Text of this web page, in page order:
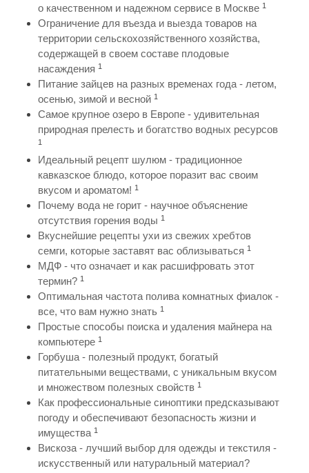
о качественном и надежном сервисе в Москве 1
Ограничение для въезда и выезда товаров на
территории сельскохозяйственного хозяйства,
содержащей в своем составе плодовые
насаждения 1
Питание зайцев на разных временах года - летом,
осенью, зимой и весной 1
Самое крупное озеро в Европе - удивительная
природная прелесть и богатство водных ресурсов
1
Идеальный рецепт шулюм - традиционное
кавказское блюдо, которое поразит вас своим
вкусом и ароматом! 1
Почему вода не горит - научное объяснение
отсутствия горения воды 1
Вкуснейшие рецепты ухи из свежих хребтов
семги, которые заставят вас облизываться 1
МДФ - что означает и как расшифровать этот
термин? 1
Оптимальная частота полива комнатных фиалок -
все, что вам нужно знать 1
Простые способы поиска и удаления майнера на
компьютере 1
Горбуша - полезный продукт, богатый
питательными веществами, с уникальным вкусом
и множеством полезных свойств 1
Как профессиональные синоптики предсказывают
погоду и обеспечивают безопасность жизни и
имущества 1
Вискоза - лучший выбор для одежды и текстиля -
искусственный или натуральный материал?